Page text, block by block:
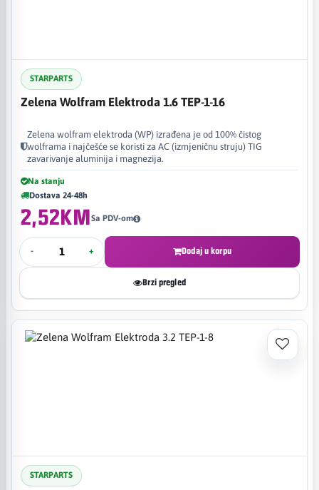
STARPARTS
Zelena Wolfram Elektroda 1.6 TEP-1-16
Zelena wolfram elektroda (WP) izrađena je od 100% čistog
wolframa i najčešće se koristi za AC (izmjeničnu struju) TIG
zavarivanje aluminija i magnezija.
Na stanju
Dostava 24-48h
2,52KMSa PDV-om
- + Dodaj u korpu
Brzi pregled
STARPARTS